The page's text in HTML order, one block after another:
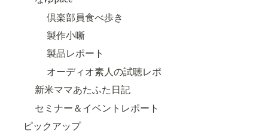
倶楽部員食べ歩き
製作小噺
製品レポート
オーディオ素人の試聴レポ
新米ママあたふた日記
セミナー＆イベントレポート
ピックアップ